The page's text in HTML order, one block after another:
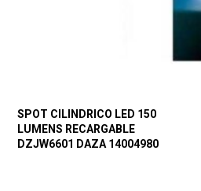
SPOT CILINDRICO LED 150
LUMENS RECARGABLE
DZJW6601 DAZA 14004980